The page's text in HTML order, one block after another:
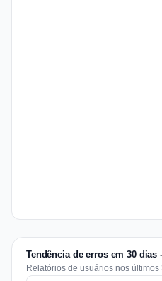
Tendência de erros em 30 dias
Relatórios de usuários nos últimos